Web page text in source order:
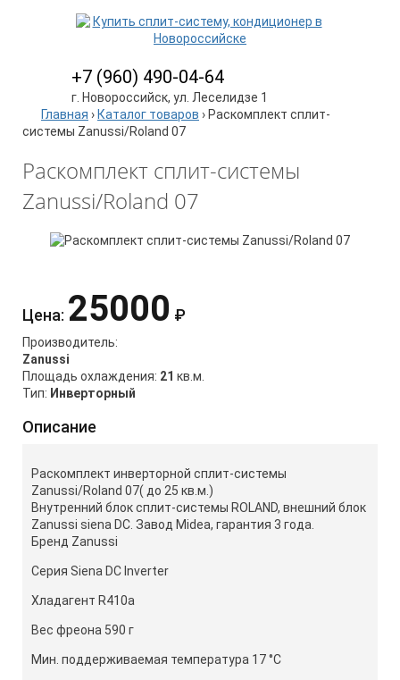
+7 (960) 490-04-64
г. Новороссийск, ул. Леселидзе 1
Главная › Каталог товаров › Раскомплект сплит-
системы Zanussi/Roland 07
Раскомплект сплит-системы
Zanussi/Roland 07
Цена: 25000 ₽
Производитель:
Zanussi
Площадь охлаждения: 21 кв.м.
Тип: Инверторный
Описание
Раскомплект инверторной сплит-системы
Zanussi/Roland 07( до 25 кв.м.)
Внутренний блок сплит-системы ROLAND, внешний блок
Zanussi siena DC. Завод Midea, гарантия 3 года.
Бренд Zanussi
Серия Siena DC Inverter
Хладагент R410a
Вес фреона 590 г
Мин. поддерживаемая температура 17 °С